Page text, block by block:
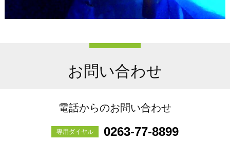
お問い合わせ
電話からのお問い合わせ
専用ダイヤル 0263-77-8899